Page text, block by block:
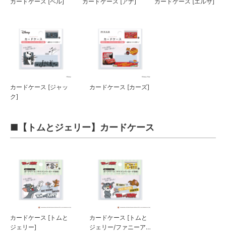
カードケース [ジャッ
ク]
カードケース [カーズ]
■【トムとジェリー】カードケース
カードケース [トムと
ジェリー]
カードケース [トムと
ジェリー/ファニーア